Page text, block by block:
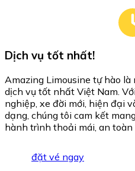
Dịch vụ tốt nhất!
Amazing Limousine tự hào
dịch vụ tốt nhất Việt Nam.
nghiệp, xe đời mới, hiện đại
dạng, chúng tôi cam kết
hành trình thoải mái, an toàn
đặt vé ngay